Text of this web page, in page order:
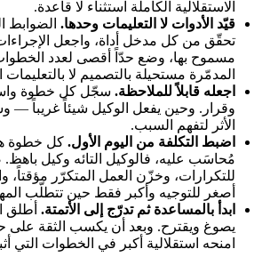
الاستقلالية الكاملة استثناء لا قاعدة.
قيّد الأدوات لا التعليمات وحدها. الضوابط
تحقّق من كل مدخل أداة، واجعل
مسموح بها، وضع حدّاً أقصى لعدد
المدمّرة مستحيلة بالتصميم لا بالتعليمات
اجعله قابلاً للملاحظة. سجّل كل خطوة
وقرار. وحين يفعل الوكيل شيئاً غريباً
الأثر لتفهم السبب.
اضبط التكلفة من اليوم الأول. كل خطوة
مُحاسَب عليه، فالوكيل التائه وكيل
للتكرارات، وخزّن العمل المتكرّر مؤقتاً،
أصغر للتوجيه وأكبر فقط حين تتطلّب
ابدأ بالمساعدة ثم تدرّج إلى الأتمتة. أطلق
يصوغ ويقترح. وبعد أن يكسب الثقة على
امنحه استقلالية أكبر في الخطوات التي